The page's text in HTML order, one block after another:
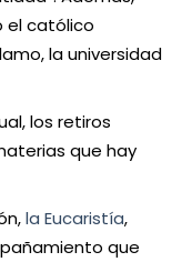
el católico
la universidad
los retiros
que hay
la Eucaristía,
que